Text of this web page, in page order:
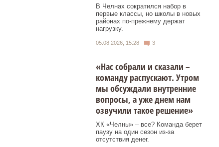
В Челнах сократился набор в
первые классы, но школы в новых
районах по-прежнему держат
нагрузку.
05.08.2026, 15:28 3
«Нас собрали и сказали –
команду распускают. Утром
мы обсуждали внутренние
вопросы, а уже днем нам
озвучили такое решение»
ХК «Челны» – все? Команда берет
паузу на один сезон из-за
отсутствия денег.